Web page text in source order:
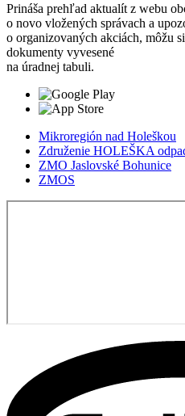
Prináša prehľad aktualít z webu
o novo vložených správach a
o organizovaných akciách, môžu
dokumenty vyvesené
na úradnej tabuli.
Mikroregión nad Holeškou
Združenie HOLEŠKA
ZMO Jaslovské Bohunice
ZMOS